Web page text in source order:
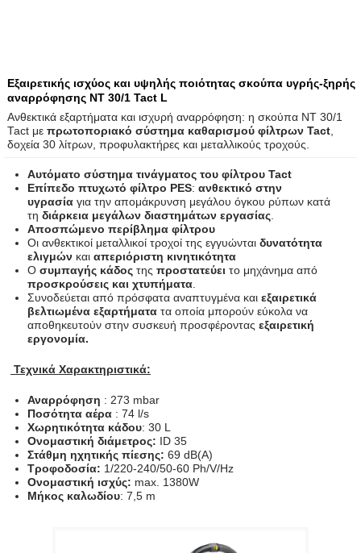
Εξαιρετικής ισχύος και υψηλής ποιότητας σκούπα υγρής-ξηρής
αναρρόφησης NT 30/1 Tact L
Ανθεκτικά εξαρτήματα και ισχυρή αναρρόφηση: η σκούπα NT 30/1
Tact με πρωτοποριακό σύστημα καθαρισμού φίλτρων Tact,
δοχεία 30 λίτρων, προφυλακτήρες και μεταλλικούς τροχούς.
Αυτόματο σύστημα τινάγματος του φίλτρου Tact
Επίπεδο πτυχωτό φίλτρο PES: ανθεκτικό στην
υγρασίαγια την απομάκρυνση μεγάλου όγκου ρύπων κατά
τη διάρκεια μεγάλων διαστημάτων εργασίας.
Αποσπώμενο περίβλημα φίλτρου
Οι ανθεκτικοί μεταλλικοί τροχοί της εγγυώνται δυνατότητα
ελιγμώνκαι απεριόριστη κινητικότητα
Ο συμπαγής κάδοςτης προστατεύειτο μηχάνημα από
προσκρούσεις και χτυπήματα.
Συνοδεύεται από πρόσφατα αναπτυγμένα και εξαιρετικά
βελτιωμένα εξαρτήματατα οποία μπορούν εύκολα να
αποθηκευτούν στην συσκευή προσφέροντας εξαιρετική
εργονομία.
Τεχνικά Χαρακτηριστικά:
Αναρρόφηση : 273 mbar
Ποσότητα αέρα: 74 l/s
Χωρητικότητα κάδου: 30 L
Ονομαστική διάμετρος:
ID 35
Στάθμη ηχητικής πίεσης: 69 dB(A)
Τροφοδοσία: 1/220-240/50-60 Ph/V/Hz
Ονομαστική ισχύς: max. 1380W
Μήκος καλωδίου: 7,5 m